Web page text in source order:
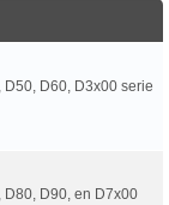
D60, D3x00 serie
D80, D90, en D7x00